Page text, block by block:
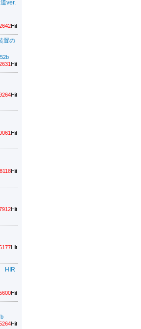
ver.
Hit
置の
Hit
Hit
Hit
Hit
Hit
Hit
HIR
Hit
Hit